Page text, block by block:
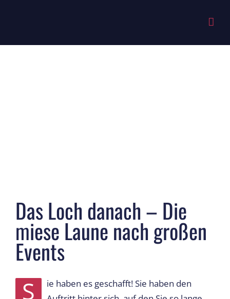
Das Loch danach – Die
miese Laune nach großen
Events
S
ie haben es geschafft! Sie haben den